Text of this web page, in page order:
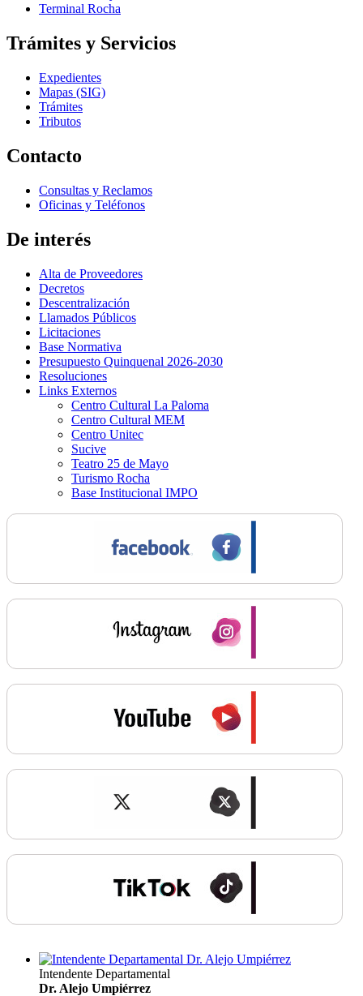
Terminal Rocha
Trámites y Servicios
Expedientes
Mapas (SIG)
Trámites
Tributos
Contacto
Consultas y Reclamos
Oficinas y Teléfonos
De interés
Alta de Proveedores
Decretos
Descentralización
Llamados Públicos
Licitaciones
Base Normativa
Presupuesto Quinquenal 2026-2030
Resoluciones
Links Externos
Centro Cultural La Paloma
Centro Cultural MEM
Centro Unitec
Sucive
Teatro 25 de Mayo
Turismo Rocha
Base Institucional IMPO
Intendente Departamental
Dr. Alejo Umpiérrez